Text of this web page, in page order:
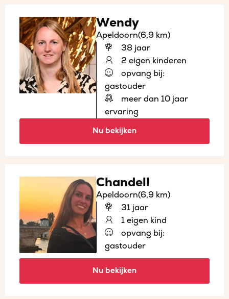
Wendy
Apeldoorn(6,9 km)
38 jaar
2 eigen kinderen
opvang bij:
gastouder
meer dan 10 jaar
ervaring
Nu bekijken
Chandell
Apeldoorn(6,9 km)
31 jaar
1 eigen kind
opvang bij:
gastouder
Nu bekijken